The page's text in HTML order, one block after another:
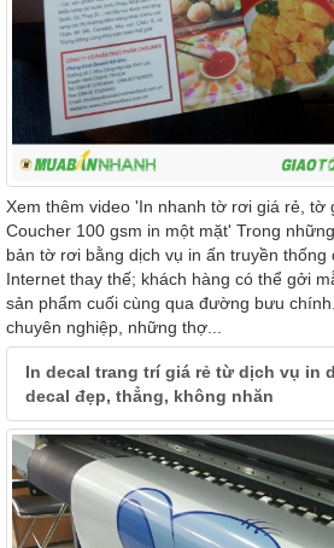
Xem thêm video 'In nhanh tờ rơi giá rẻ, tờ
Coucher 100 gsm in một mặt' Trong
bản tờ rơi bằng dịch vụ in ấn truyền thống
Internet thay thế; khách hàng có thể gởi
sản phẩm cuối cùng qua đường bưu
chuyên nghiệp, những thợ...
In decal trang trí giá rẻ từ dịch vụ in
decal đẹp, thẳng, không nhăn